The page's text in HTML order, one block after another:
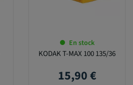
En stock
KODAK T-MAX 100 135/36
Prix
15,90 €